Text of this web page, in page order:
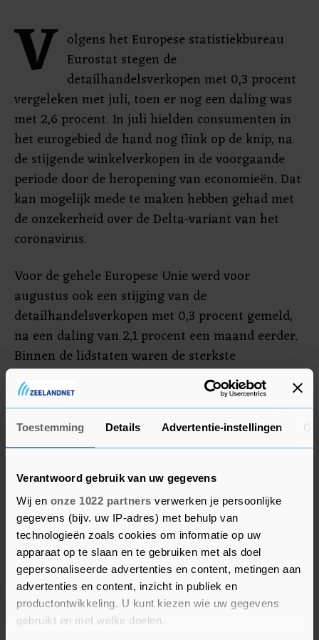
Toestemming Details Advertentie-instellingen
Verantwoord gebruik van uw gegevens
Wij en onze 1022 partners verwerken je persoonlijke
gegevens (bijv. uw IP-adres) met behulp van
technologieën zoals cookies om informatie op uw
apparaat op te slaan en te gebruiken met als doel
gepersonaliseerde advertenties en content, metingen aan
advertenties en content, inzicht in publiek en
productontwikkeling. U kunt kiezen wie uw gegevens
gebruikt en met welke doelen.
V olgens het Europese statistiekbureau
Eurostat stegen de
detailhandelsverkopen met 0,3 procent
vergeleken met juli, toen er nog een daling was
met 2,6 procent. In juli hielden consumenten in
het eurogebied de hand nog flink op de knip, na
de stijgende winkelverkopen in de voorgaande
periode door de heropening van economieën. Dat
kan mogelijk mede te maken hebben gehad met
de onzekerheid over de Delta-variant van het
coronavirus.
Voor de gehele Europese Unie werd voor
augustus ook een stijging van de
detailhandelsverkopen met 0,3 procent gemeld,
na een daling van 2,1 procent een maand eerder.
Binnen de lidstaten waren de sterkste
verkoopstijgingen te zien in Malta, Ierland en
Slowakije, terwijl in Denemarken, Estland en
Frankrijk de verkopen van winkeliers het sterkst
daalden. Eurostat meldde voor Nederland een
verkooptoename met 1 procent.